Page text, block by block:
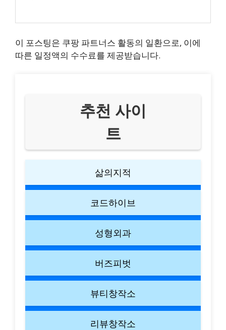
이 포스팅은 쿠팡 파트너스 활동의 일환으로, 이에
따른 일정액의 수수료를 제공받습니다.
추천 사이
트
삶의지적
코드하이브
성형외과
버즈피벗
뷰티창작소
리뷰창작소